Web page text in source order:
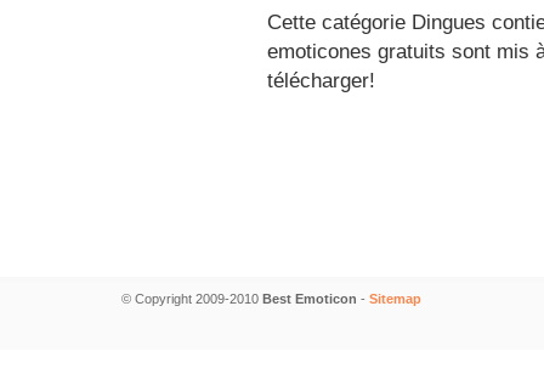
Cette catégorie Dingues
emoticones gratuits sont mis
télécharger!
© Copyright 2009-2010 Best Emoticon - Sitemap